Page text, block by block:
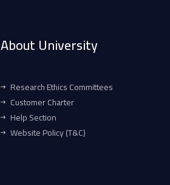
About University
Research Ethics Committees
Customer Charter
Help Section
Website Policy (T&C)